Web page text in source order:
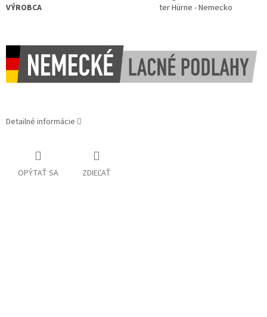
VÝROBCA
ter Hürne - Nemecko
Detailné informácie
OPÝTAŤ SA ZDIEĽAŤ